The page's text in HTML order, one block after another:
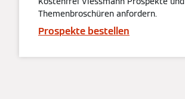
Themenbroschüren anfordern.
Prospekte bestellen